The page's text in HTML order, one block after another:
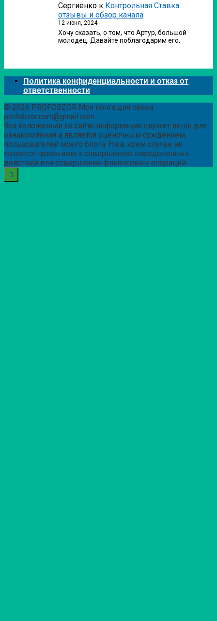
Сергиенко к Контрольная Ставка
отзывы и обзор канала
12 июня, 2024
Хочу сказать, о том, что Артур, большой
молодец. Давайте поблагодарим его.
Политика конфиденциальности и отказ от
ответственности
© 2026 PROFOBZOR Моя почта для связи:
profobzor.com@gmail.com
Вся изложенная на сайте информация служит лишь для
ознакомления и является оценочным суждением
пользователей моего блога. Ни в коем случае не
является призывом к совершению определенных
действий или совершение финансовых операций.